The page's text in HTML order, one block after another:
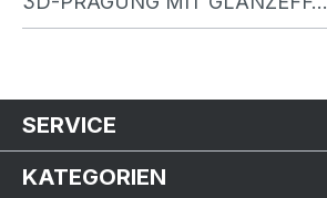
SERVICE
KATEGORIEN